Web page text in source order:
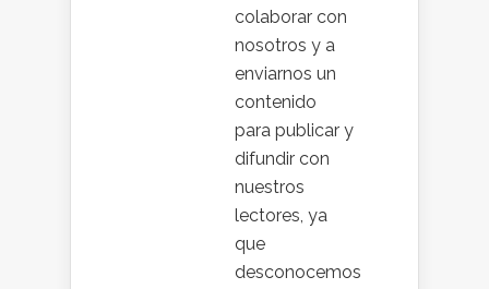
colaborar con
nosotros y a
enviarnos un
contenido
para publicar y
difundir con
nuestros
lectores, ya
que
desconocemos